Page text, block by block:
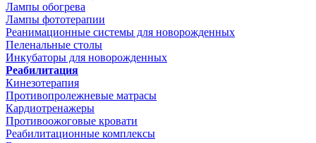
Лампы обогрева
Лампы фототерапии
Реанимационные системы для новорожденных
Пеленальные столы
Инкубаторы для новорожденных
Реабилитация
Кинезотерапия
Противопролежневые матрасы
Кардиотренажеры
Противоожоговые кровати
Реабилитационные комплексы